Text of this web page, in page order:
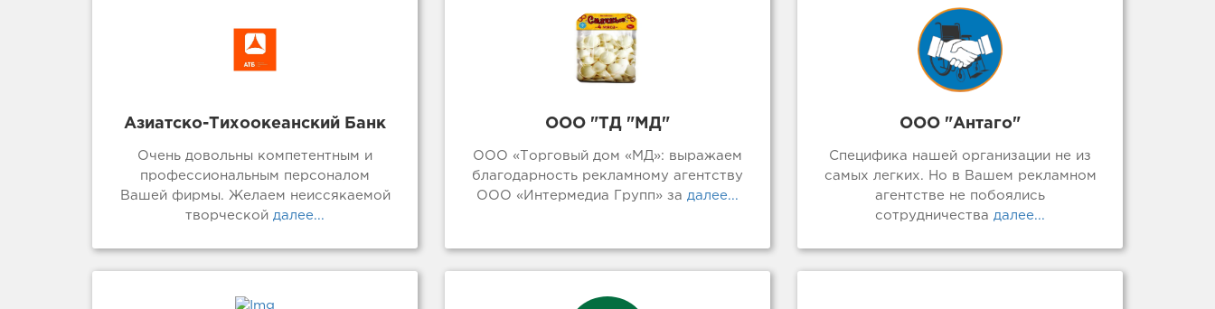
Азиатско-Тихоокеанский Банк
Очень довольны компетентным и
профессиональным персоналом
Вашей фирмы. Желаем неиссякаемой
творческой далее...
ООО "ТД "МД"
ООО «Торговый дом «МД»: выражаем
благодарность рекламному агентству
ООО «Интермедиа Групп» за далее...
ООО "Антаго"
Специфика нашей организации не из
самых легких. Но в Вашем рекламном
агентстве не побоялись
сотрудничества далее...